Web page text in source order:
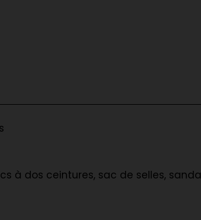
à dos ceintures, sac de selles,